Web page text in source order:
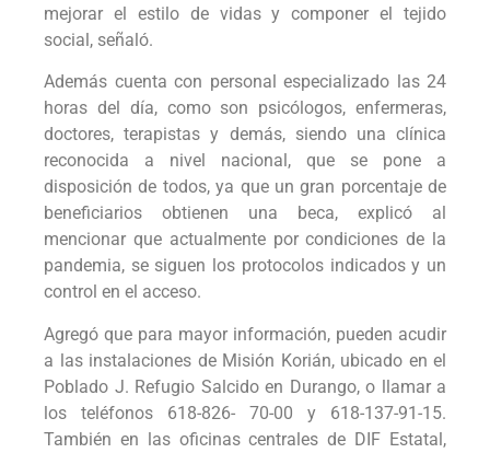
mejorar el estilo de vidas y componer el tejido
social, señaló.
Además cuenta con personal especializado las 24
horas del día, como son psicólogos, enfermeras,
doctores, terapistas y demás, siendo una clínica
reconocida a nivel nacional, que se pone a
disposición de todos, ya que un gran porcentaje de
beneficiarios obtienen una beca, explicó al
mencionar que actualmente por condiciones de la
pandemia, se siguen los protocolos indicados y un
control en el acceso.
Agregó que para mayor información, pueden acudir
a las instalaciones de Misión Korián, ubicado en el
Poblado J. Refugio Salcido en Durango, o llamar a
los teléfonos 618-826- 70-00 y 618-137-91-15.
También en las oficinas centrales de DIF Estatal,